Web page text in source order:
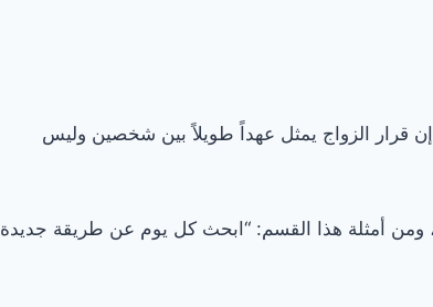
قرار الزواج يمثل عهداً طويلاً بين شخصين وليس
ومن أمثلة هذا القسم: “ابحث كل يوم عن طريقة جديدة